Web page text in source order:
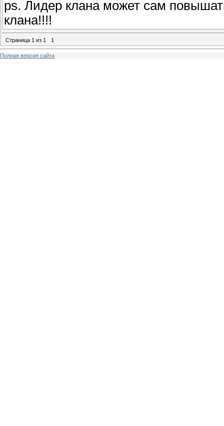
ps. Лидер клана может сам
клана!!!!
Страница 1 из 1 1
Полная версия сайта